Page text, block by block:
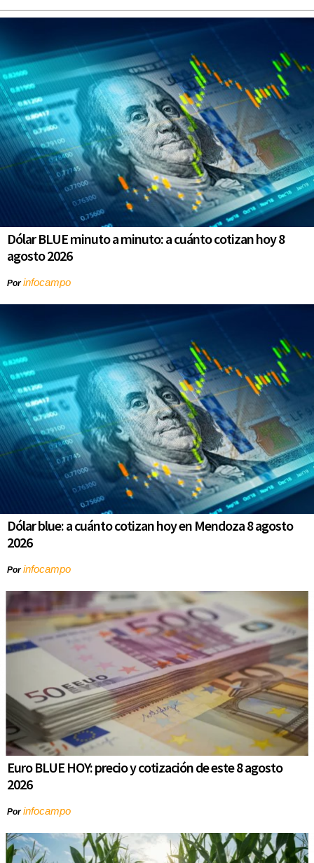
Dólar BLUE minuto a minuto: a cuánto cotizan hoy 8
agosto 2026
Porinfocampo
Dólar blue: a cuánto cotizan hoy en Mendoza 8 agosto
2026
Porinfocampo
Euro BLUE HOY: precio y cotización de este 8 agosto
2026
Porinfocampo